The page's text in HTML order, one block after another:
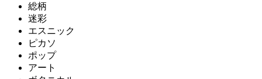
総柄
迷彩
エスニック
ピカソ
ポップ
アート